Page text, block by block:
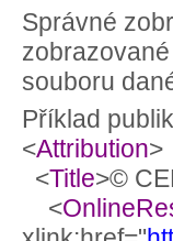
Správné
souboru
Příklad
<Attribution>
<Title>©
<